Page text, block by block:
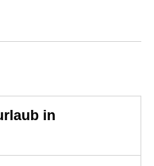
in